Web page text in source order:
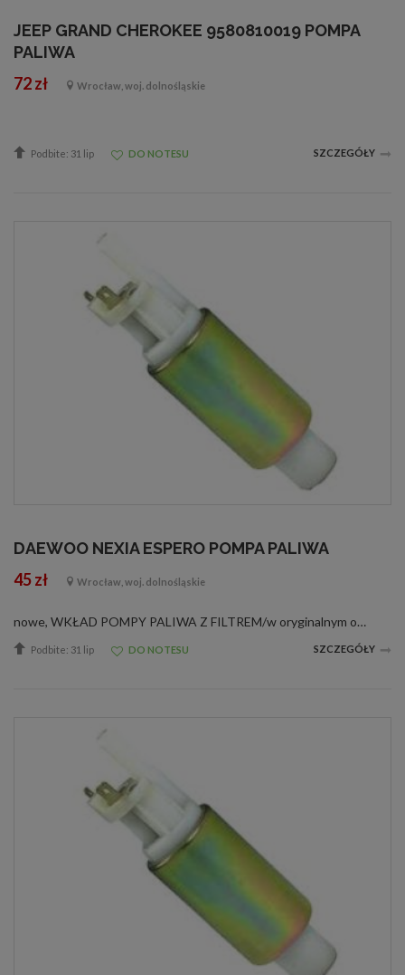
JEEP GRAND CHEROKEE 9580810019 POMPA
PALIWA
72 zł Wrocław, woj. dolnośląskie
Podbite: 31 lip DO NOTESU SZCZEGÓŁY
DAEWOO NEXIA ESPERO POMPA PALIWA
45 zł Wrocław, woj. dolnośląskie
nowe, WKŁAD POMPY PALIWA Z FILTREM/w oryginalnym opakowaniu od producenta posiadającego certyfikat jakości ISO 9001/ /w oryginalnym opakowaniu od producenta posiadającego certyfikat jakości ISO 9001/ISO9001:2000, ISO14001:1996, CE, ZHE06046312, ISO...
Podbite: 31 lip DO NOTESU SZCZEGÓŁY